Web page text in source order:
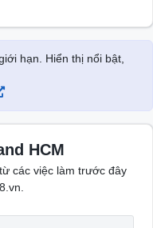
hạn. Hiển thị nổi bật,
HCM
các việc làm trước đây